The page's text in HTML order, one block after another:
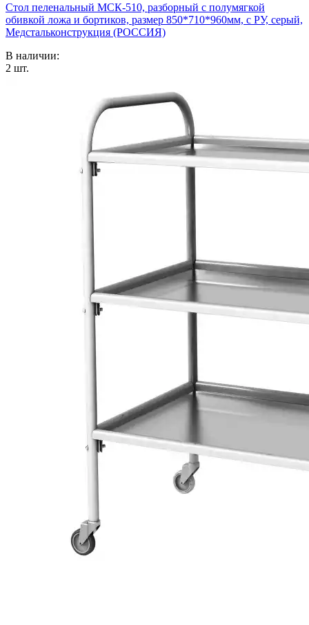
Стол пеленальный МСК-510, разборный с полумягкой
обивкой ложа и бортиков, размер 850*710*960мм, с РУ, серый,
Медстальконструкция (РОССИЯ)
В наличии:
2 шт.